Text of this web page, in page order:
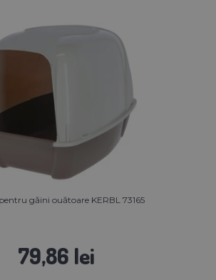
găini ouătoare KERBL 73165
79,86 lei